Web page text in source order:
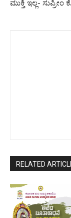
ಮುಕ್ತಿ ಇಲ್ಲ-
RELATED